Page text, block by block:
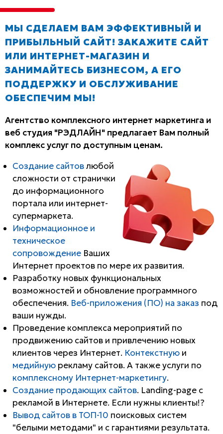
МЫ СДЕЛАЕМ ВАМ ЭФФЕКТИВНЫЙ И
ПРИБЫЛЬНЫЙ САЙТ! ЗАКАЖИТЕ САЙТ
ИЛИ ИНТЕРНЕТ-МАГАЗИН И
ЗАНИМАЙТЕСЬ БИЗНЕСОМ, А ЕГО
ПОДДЕРЖКУ И ОБСЛУЖИВАНИЕ
ОБЕСПЕЧИМ МЫ!
Агентство комплексного интернет маркетинга и
веб студия "РЭДЛАЙН" предлагает Вам полный
комплекс услуг по доступным ценам.
Создание сайтовлюбой
сложности от странички
до информационного
портала или интернет-
супермаркета.
Информационное и
техническое
сопровождение Ваших
Интернет проектов по мере их развития.
Разработку новых функциональных
возможностей и обновление программного
обеспечения. Веб-приложения (ПО) на заказ под
ваши нужды.
Проведение комплекса мероприятий по
продвижению сайтов и привлечению новых
клиентов через Интернет. Контекстную и
медийную рекламу сайтов. А также услуги по
комплексному Интернет-маркетингу.
Создание продающих сайтов. Landing-page с
рекламой в Интернете. Если нужны клиенты!?
Вывод сайтов в ТОП-10 поисковых систем
"белыми методами" и с гарантиями результата.